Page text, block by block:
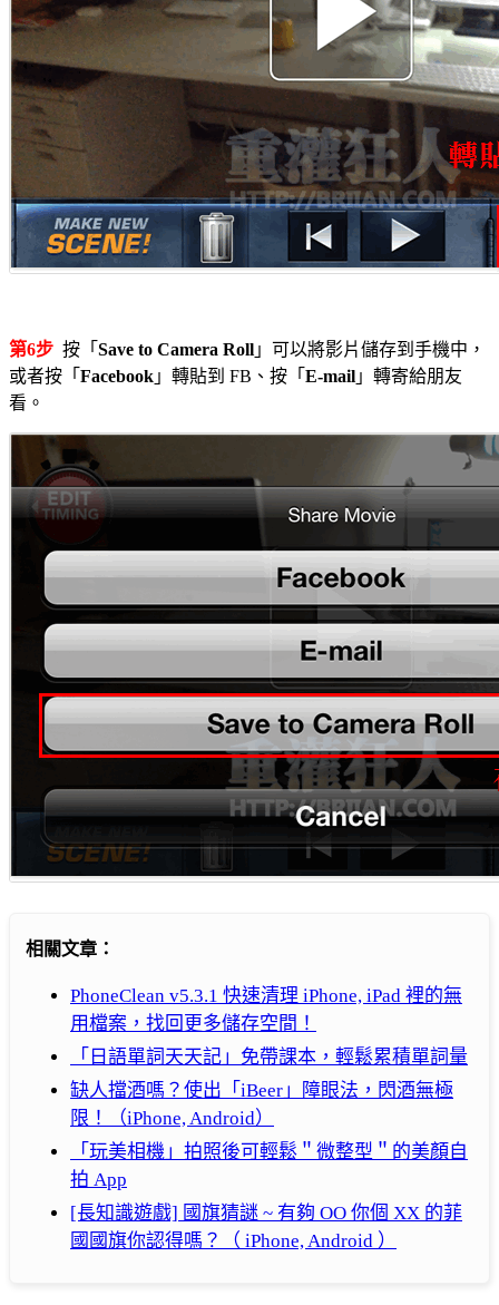
第6步 按「 Save to Camera Roll 」可以將影片儲存到手機中，
或者按「 Facebook 」轉貼到 FB、按「 E-mail 」轉寄給朋友
看。
相關文章：
PhoneClean v5.3.1 快速清理 iPhone, iPad 裡的無
用檔案，找回更多儲存空間！
「日語單詞天天記」免帶課本，輕鬆累積單詞量
缺人擋酒嗎？使出「iBeer」障眼法，閃酒無極
限！（iPhone, Android）
「玩美相機」拍照後可輕鬆＂微整型＂的美顏自
拍 App
[長知識遊戲] 國旗猜謎 ~ 有夠 OO 你個 XX 的菲
國國旗你認得嗎？（ iPhone, Android ）